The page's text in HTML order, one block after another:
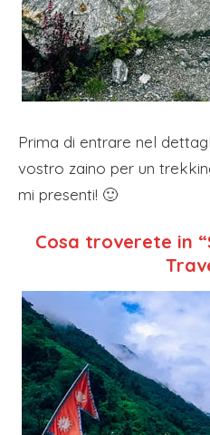
Prima di entrare nel
vostro zaino per un
mi presenti! 🙂
Cosa troverete in